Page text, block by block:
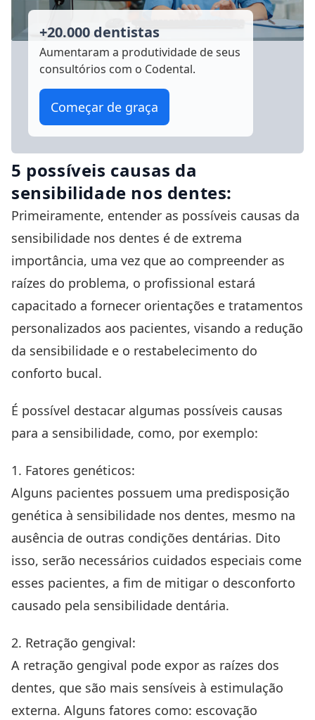
+20.000 dentistas
Aumentaram a produtividade de seus
consultórios com o Codental.
Começar de graça
5 possíveis causas da
sensibilidade nos dentes:
Primeiramente, entender as possíveis causas da
sensibilidade nos dentes é de extrema
importância, uma vez que ao compreender as
raízes do problema, o profissional estará
capacitado a fornecer orientações e tratamentos
personalizados aos pacientes, visando a redução
da sensibilidade e o restabelecimento do
conforto bucal.
É possível destacar algumas possíveis causas
para a sensibilidade, como, por exemplo:
1. Fatores genéticos:
Alguns pacientes possuem uma predisposição
genética à sensibilidade nos dentes, mesmo na
ausência de outras condições dentárias. Dito
isso, serão necessários cuidados especiais come
esses pacientes, a fim de mitigar o desconforto
causado pela sensibilidade dentária.
2. Retração gengival:
A retração gengival pode expor as raízes dos
dentes, que são mais sensíveis à estimulação
externa. Alguns fatores como: escovação